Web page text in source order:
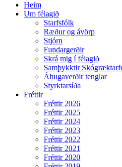
new
window
Heim
Um félagið
Starfsfólk
Ræður og ávörp
Stjórn
Fundargerðir
Skrá mig í félagið
Samþykktir
Áhugaverðir tenglar
Styrktarsíða
Fréttir
Fréttir 2026
Fréttir 2025
Fréttir 2024
Fréttir 2023
Fréttir 2022
Fréttir 2021
Fréttir 2020